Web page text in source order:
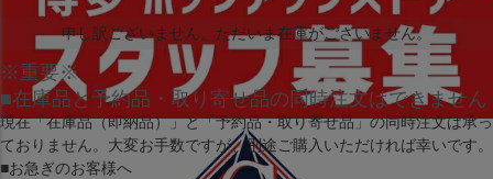
申し訳ございません。ただいま在庫がございません。
※重要※
■在庫品と予約品・取り寄せ品の同時注文はできません
現在「在庫品（即納品）」と「予約品・取り寄せ品」の同時注文は承っ
ておりません。大変お手数ですが、別途ご購入いただければ幸いです。
■お急ぎのお客様へ